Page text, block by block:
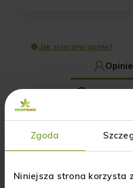
Zgoda
Niniejsza strona korzysta
Jak zbieramy opinie?